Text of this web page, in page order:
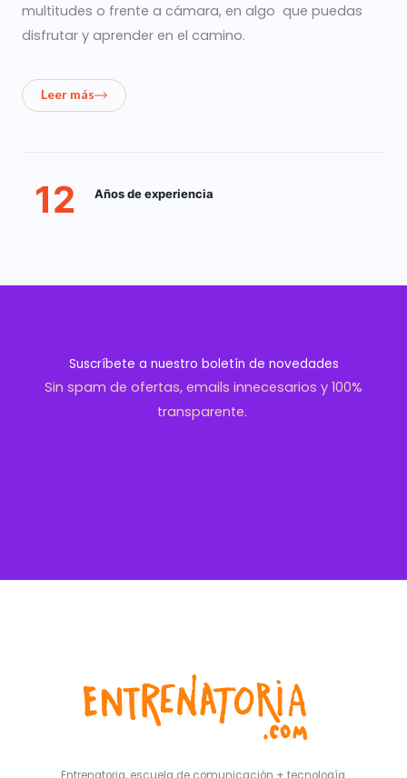
multitudes o frente a cámara, en algo que puedas
disfrutar y aprender en el camino.
Leer más
12 Años de experiencia
Suscríbete a nuestro boletín de novedades
Sin spam de ofertas, emails innecesarios y 100%
transparente.